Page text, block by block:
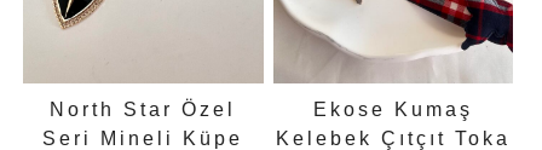
North Star Özel
Seri Mineli Küpe
Ekose Kumaş
Kelebek Çıtçıt Toka